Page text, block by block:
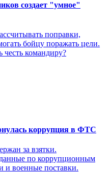
создает "умное"
поправки,
бойцу поражать цели.
честь командиру?
коррупция в ФТС
за взятки.
по коррупционным
и военные поставки.